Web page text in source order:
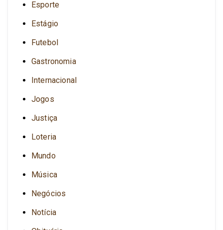
Esporte
Estágio
Futebol
Gastronomia
Internacional
Jogos
Justiça
Loteria
Mundo
Música
Negócios
Notícia